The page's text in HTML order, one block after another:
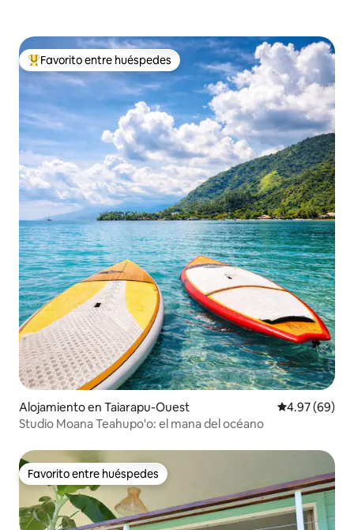
Favorito entre huéspedes preferido
Favorito entre huéspedes
Alojamiento en Taiarapu-Ouest Calificación
4.97 (69)
Studio Moana Teahupo'o: el mana del océano
Favorito entre huéspedes
Favorito entre huéspedes